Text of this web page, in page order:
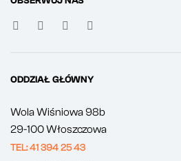
ODDZIAŁ GŁÓWNY
Wola Wiśniowa 98b
29-100 Włoszczowa
TEL: 41 394 25 43